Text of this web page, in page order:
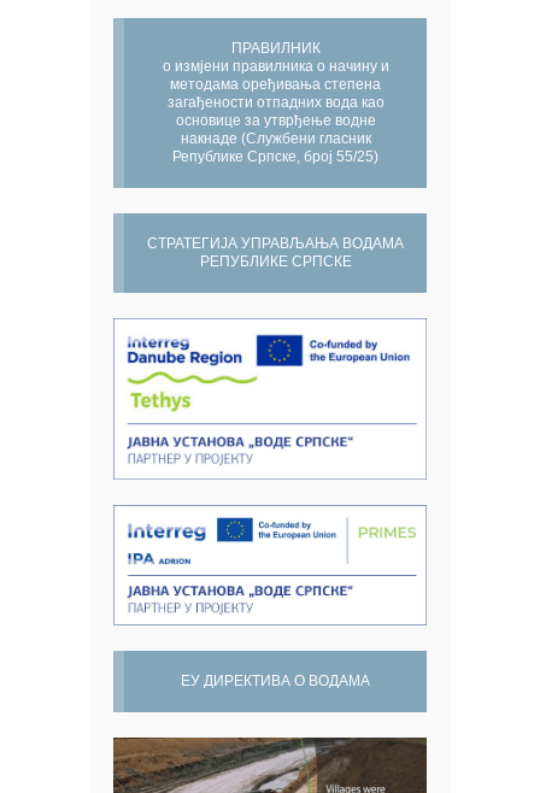
ПРАВИЛНИК
о измјени правилника о начину и
методама оређивања степена
загађености отпадних вода као
основице за утврђење водне
накнаде (Службени гласник
Републике Српске, број 55/25)
СТРАТЕГИЈА УПРАВЉАЊА ВОДАМА
РЕПУБЛИКЕ СРПСКЕ
ЕУ ДИРЕКТИВА О ВОДАМА